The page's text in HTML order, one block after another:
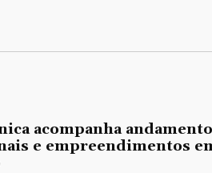
acompanha
e empreendimentos